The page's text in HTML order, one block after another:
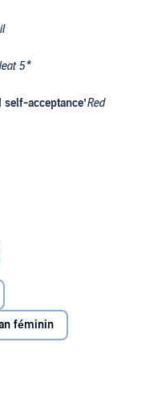
5*
acceptance’Red
and Mae – are the
village of Wyvernage.
with their neighbours, the
sister is secretly struggling.
is – and after fifteen
is happy being a wife
to be an artist in
Mae is coping with
the Amir sisters closer
féminin